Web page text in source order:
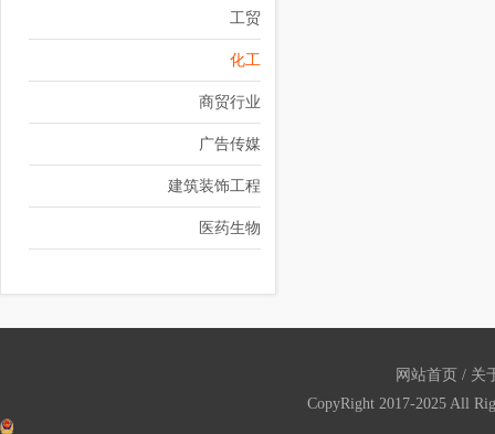
工贸
化工
商贸行业
广告传媒
建筑装饰工程
医药生物
网站首页 / 关
CopyRight 2017-2025 All